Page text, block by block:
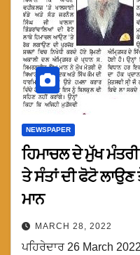
NEWSPAPER
ਹਿਮਾਚਲ ਦੇ ਮੁੱਖ
ਤੇ ਸੰਤਾਂ ਦੀ ਫੋਟੋ ਲਾਉਣ
ਮਾਨ
MARCH 28, 2022
ਪਹਿਰੇਦਾਰ 26 March